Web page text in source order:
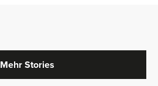
Mehr Stories